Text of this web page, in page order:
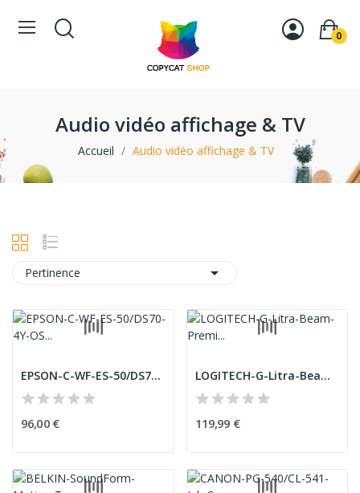
0
Audio vidéo affichage & TV
Accueil Audio vidéo affichage & TV
Pertinence 
EPSON-C-WF-ES-50/DS70-4Y-OSSW-CoverPlus
96,00 €
LOGITECH-G-Litra-Beam-Premium-LED-Streaming-Key...
119,99 €